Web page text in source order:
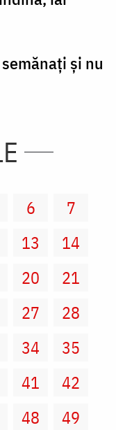
şi nu
6
7
13
14
20
21
27
28
34
35
41
42
48
49